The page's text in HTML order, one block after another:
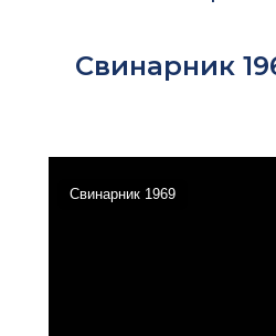
Свинарник
Свинарник 1969